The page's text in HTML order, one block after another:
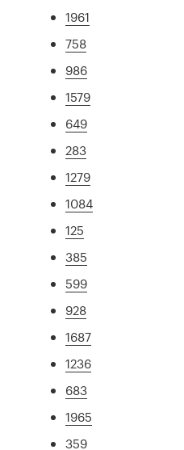
1961
758
986
1579
649
283
1279
1084
125
385
599
928
1687
1236
683
1965
359